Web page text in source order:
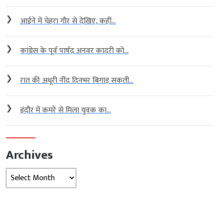
❯ आईने में चेहरा गौर से देखिए, कहीं...
❯ कांग्रेस के पूर्व पार्षद अनवर कादरी को...
❯ रात की अधूरी नींद दिनभर बिगाड़ सकती...
❯ इंदौर में कमरे से मिला युवक का...
Archives
Archives